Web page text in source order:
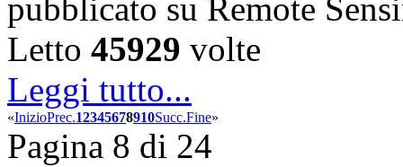
pubblicato su Remote
Letto 45929 volte
Leggi tutto...
«InizioPrec.12345678910Succ.Fine»
Pagina 8 di 24